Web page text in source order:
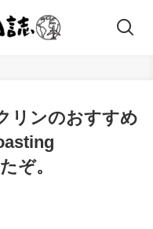
リンのおすすめ
ぞ。